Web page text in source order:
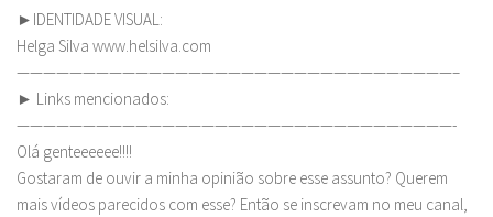
►IDENTIDADE VISUAL:
Helga Silva www.helsilva.com
—————————————————————————————————–
► Links mencionados:
—————————————————————————————————-
Olá genteeeeee!!!!
Gostaram de ouvir a minha opinião sobre esse assunto? Querem
mais vídeos parecidos com esse? Então se inscrevam no meu canal,